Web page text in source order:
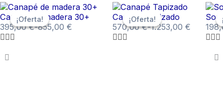
¡Oferta!
Canapé de madera 30+
395,00€-855,00 €
Rango
de
precios:
desde
hasta
¡Oferta!
Este
producto
tiene
variantes.
¡Oferta!
Canapé Tapizado
570,00€-1.253,00 €
Rango
de
precios:
desde
¡Oferta!
Este
producto
tiene
de
Este
tiene